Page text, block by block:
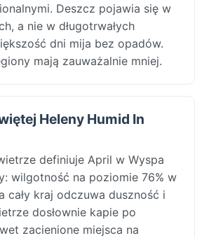
Deszcz pojawia się w
a nie w długotrwałych
dni mija bez opadów.
mają zauważalnie mniej.
Heleny Humid In
definiuje April w Wyspa
wilgotność na poziomie 76% w
cały kraj odczuwa duszność i
dosłownie kapie po
zacienione miejsca na